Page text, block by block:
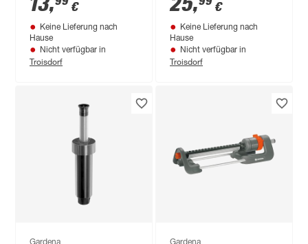
€
Keine Lieferung nach
Hause
Nicht verfügbar in
Troisdorf
€
Keine Lieferung nach
Hause
Nicht verfügbar in
Troisdorf